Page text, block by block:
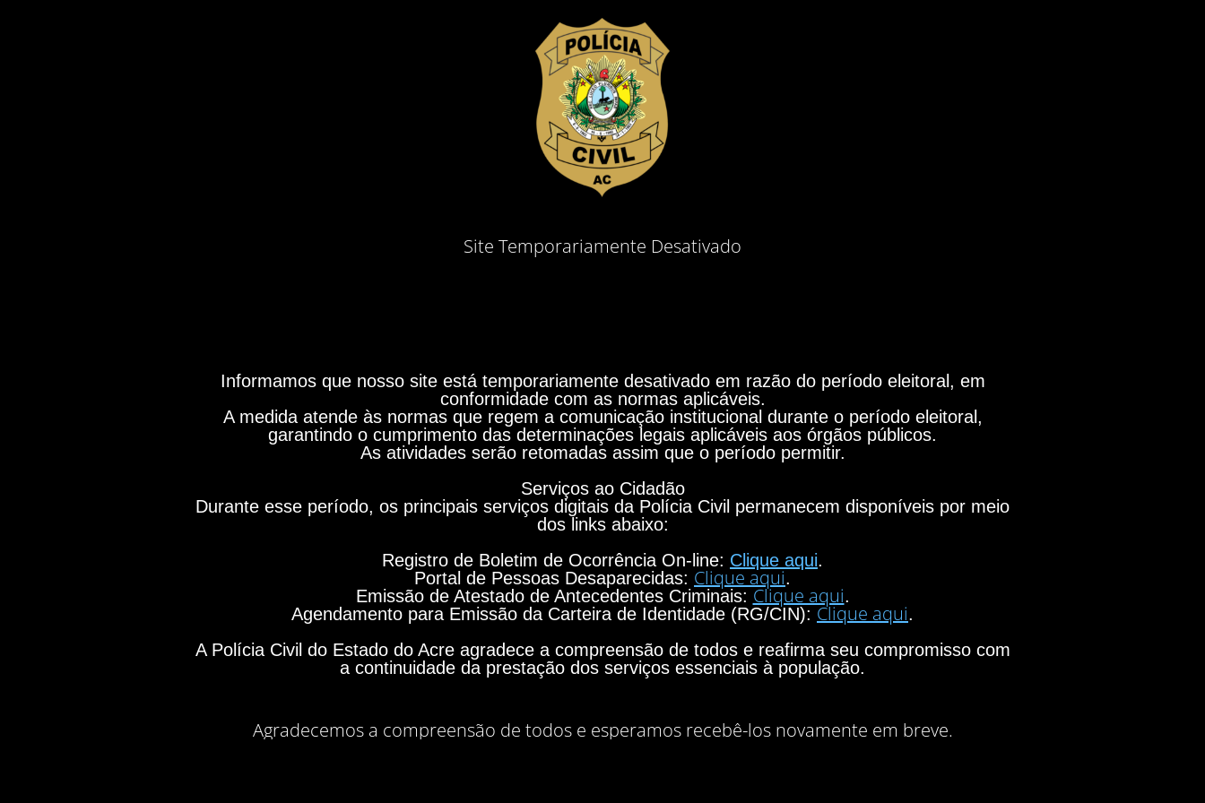
Site Temporariamente Desativado
Informamos que nosso site está temporariamente desativado em razão do período eleitoral, em
conformidade com as normas aplicáveis.
A medida atende às normas que regem a comunicação institucional durante o período eleitoral,
garantindo o cumprimento das determinações legais aplicáveis aos órgãos públicos.
As atividades serão retomadas assim que o período permitir.
Serviços ao Cidadão
Durante esse período, os principais serviços digitais da Polícia Civil permanecem disponíveis por meio
dos links abaixo:
Registro de Boletim de Ocorrência On-line: Clique aqui.
Portal de Pessoas Desaparecidas: Clique aqui.
Emissão de Atestado de Antecedentes Criminais: Clique aqui.
Agendamento para Emissão da Carteira de Identidade (RG/CIN): Clique aqui.
A Polícia Civil do Estado do Acre agradece a compreensão de todos e reafirma seu compromisso com
a continuidade da prestação dos serviços essenciais à população.
Agradecemos a compreensão de todos e esperamos recebê-los novamente em breve.